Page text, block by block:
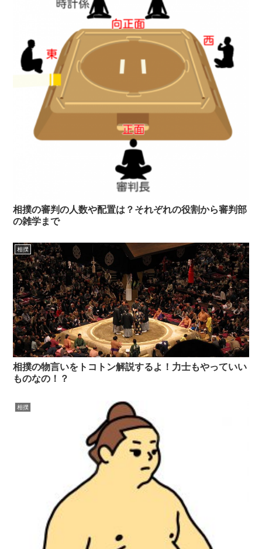
相撲の審判の人数や配置は？それぞれの役割から審判部
の雑学まで
相撲
相撲の物言いをトコトン解説するよ！力士もやっていい
ものなの！？
相撲